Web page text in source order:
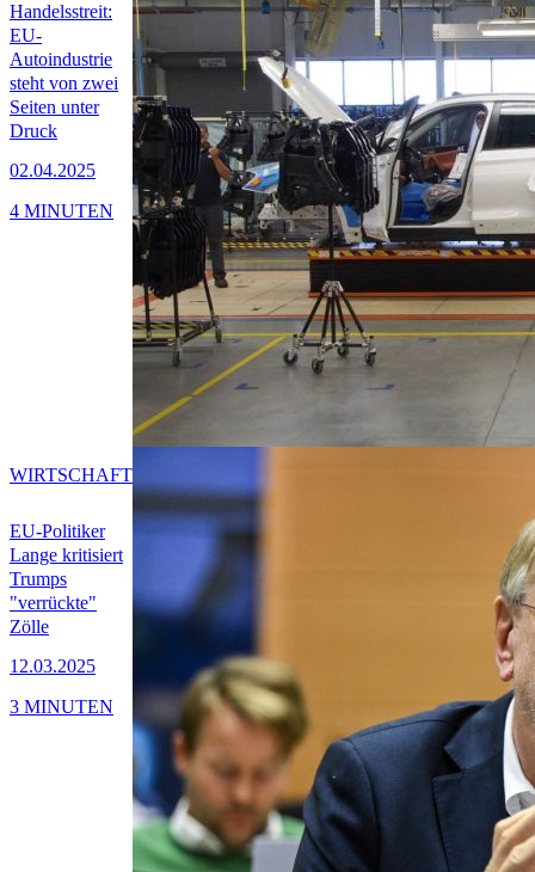
Handelsstreit:
EU-
Autoindustrie
steht von zwei
Seiten unter
Druck
02.04.2025
4 MINUTEN
EU-Politiker
Lange kritisiert
Trumps
"verrückte"
Zölle
12.03.2025
WIRTSCHAFT
3 MINUTEN